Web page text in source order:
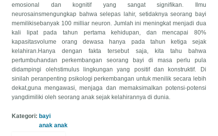
emosional dan kognitif yang sangat signiﬁkan. Ilmu
neurosainsmengungkap bahwa selepas lahir, setidaknya seorang bayi
memilikisebanyak 100 milliar neuron. Jumlah ini meningkat menjadi dua
kali lipat pada tahun pertama kehidupan, dan mencapai 80%
kapasitasvolume orang dewasa hanya pada tahun ketiga sejak
kelahiran.Hanya dengan fakta tersebut saja, kita tahu bahwa
pertumbuhandan perkembangan seorang bayi di masa perlu pula
didampingi olehstimulus lingkungan yang positif dan konstruktif. Di
sinilah peranpenting psikologi perkembangan untuk menilik secara lebih
dekat,guna mengawasi, menjaga dan memaksimalkan potensi-potensi
yangdimiliki oleh seorang anak sejak kelahirannya di dunia.
Kategori:bayi
anak anak
(Preorder) Etika
Profesi Keguruan
Muhyadi,
Umar Yeni Suyanto,